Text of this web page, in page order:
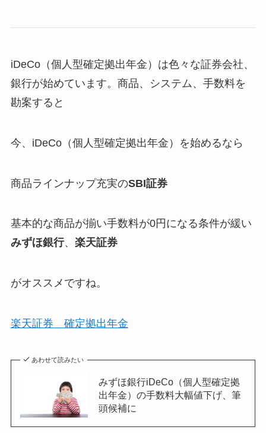
iDeCo（個人型確定拠出年金）は色々な証券会社、
銀行が始めています。商品、システム、手数料を
勘案すると
今、iDeCo（個人型確定拠出年金）を始めるなら
商品ラインナップ充実のSBI証券
基本的な商品が揃い手数料が0円になる条件が緩い
みずほ銀行、 楽天証券
がオススメですね。
楽天証券 確定拠出年金
あわせて読みたい
みずほ銀行iDeCo（個人型確定拠
出年金）の手数料大幅値下げ、筆
頭候補に